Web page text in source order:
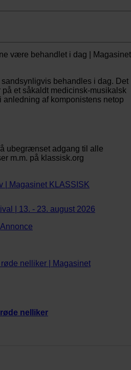
behandles i dag. Det
et såkaldt medicinsk-musikalsk
anledning af komponistens netop
ubegrænset adgang til alle
m.m. på klassisk.org
Annonce
nelliker